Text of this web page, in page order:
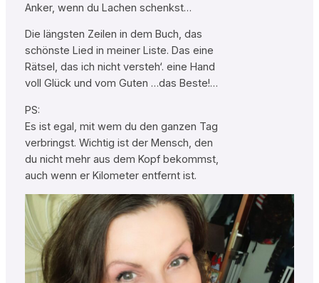
Anker, wenn du Lachen schenkst…
Die längsten Zeilen in dem Buch, das
schönste Lied in meiner Liste. Das eine
Rätsel, das ich nicht versteh‘. eine Hand
voll Glück und vom Guten …das Beste!…
PS:
Es ist egal, mit wem du den ganzen Tag
verbringst. Wichtig ist der Mensch, den
du nicht mehr aus dem Kopf bekommst,
auch wenn er Kilometer entfernt ist.